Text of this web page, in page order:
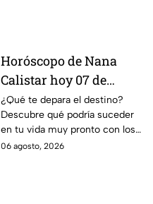
MasterChef 24/7
Horóscopo de Nana
Calistar hoy 07 de
agosto; estos signos
podrían dejar de estar
solteros más pronto de
lo que imaginan y
¿Qué te depara el destino?
Descubre qué podría suceder
en tu vida muy pronto con los
horóscopos de Nana Calistar;
06 agosto, 2026